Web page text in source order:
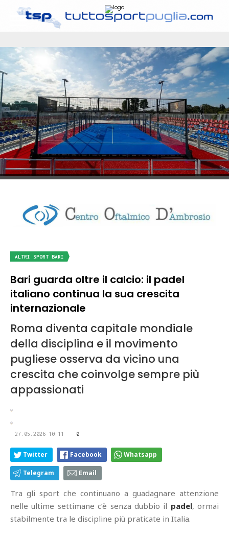
ALTRI SPORT BARI
Bari guarda oltre il calcio: il padel
italiano continua la sua crescita
internazionale
Roma diventa capitale mondiale
della disciplina e il movimento
pugliese osserva da vicino una
crescita che coinvolge sempre più
appassionati
27.05.2026 10:11 0
Twitter Facebook Whatsapp
Telegram Email
Tra gli sport che continuano a guadagnare attenzione
nelle ultime settimane c’è senza dubbio il padel, ormai
stabilmente tra le discipline più praticate in Italia.